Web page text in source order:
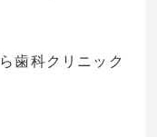
歯科クリニック